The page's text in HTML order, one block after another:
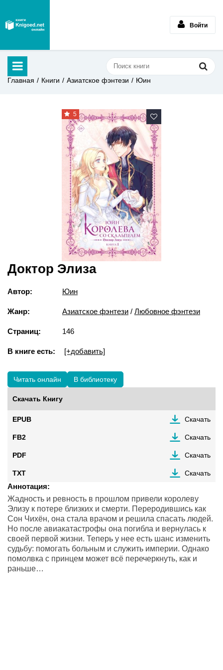
Войти
Главная Книги Азиатское фэнтези Юин
5
Доктор Элиза
Автор: Юин
Жанр: Азиатское фэнтези / Любовное фэнтези
Страниц: 146
В книге есть: [+добавить]
Читать онлайн В библиотеку
Скачать Книгу
EPUB Скачать
FB2 Скачать
PDF Скачать
TXT Скачать
Аннотация:
Жадность и ревность в прошлом привели королеву
Элизу к потере близких и смерти. Переродившись как
Сон Чихён, она стала врачом и решила спасать людей.
Но после авиакатастрофы она погибла и вернулась к
своей первой жизни. Теперь у нее есть шанс изменить
судьбу: помогать больным и служить империи. Однако
помолвка с принцем может всё перечеркнуть, как и
раньше…